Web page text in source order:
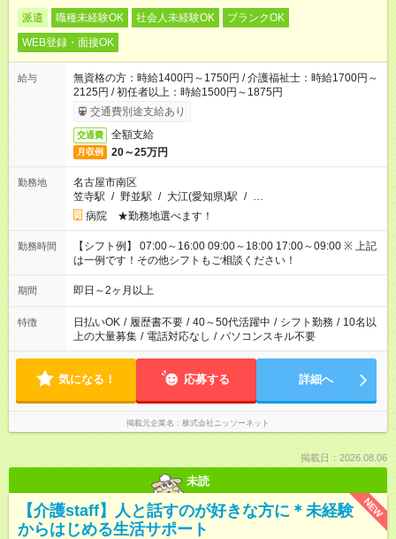
派遣 職種未経験OK 社会人未経験OK
ブランクOK
WEB登録・面接OK
給与
無資格の方：時給1400円～1750円 / 介護福祉士：時給1700円～
2125円 / 初任者以上：時給1500円～1875円
交通費別途支給あり
交通費 全額支給
月収例 20～25万円
勤務地
名古屋市南区
笠寺駅 / 野並駅 / 大江(愛知県)駅 / …
病院 ★勤務地選べます！
勤務時間
【シフト例】 07:00～16:00 09:00～18:00 17:00～09:00 ※ 上記
は一例です！その他シフトもご相談ください！
期間 即日～2ヶ月以上
特徴 日払いOK / 履歴書不要 / 40～50代活躍中 / シフト勤務 / 10名以
上の大量募集 / 電話対応なし / パソコンスキル不要
気になる！ 応募する 詳細へ
掲載元企業名 株式会社ニッソーネット
掲載日：2026.08.06
未読
NEW
【介護staff】人と話すのが好きな方に＊未経験
からはじめる生活サポート